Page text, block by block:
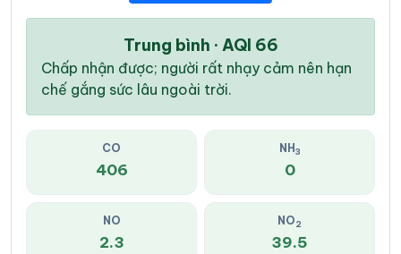
Trung bình · AQI 66
Chấp nhận được; người rất nhạy cảm nên hạn
chế gắng sức lâu ngoài trời.
CO
406
NH 3
0
NO
2.3
NO2
39.5